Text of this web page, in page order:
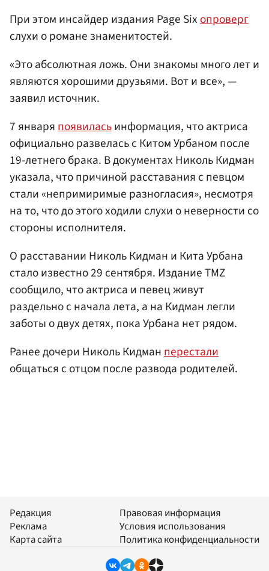
При этом инсайдер издания Page Sixопроверг
слухи о романе знаменитостей.
«Это абсолютная ложь. Они знакомы много лет и
являются хорошими друзьями. Вот и все», —
заявил источник.
7 январяпоявиласьинформация, что актриса
официально развелась с Китом Урбаном после
19-летнего брака. В документах Николь Кидман
указала, что причиной расставания с певцом
стали «непримиримые разногласия», несмотря
на то, что до этого ходили слухи о неверности со
стороны исполнителя.
О расставании Николь Кидман и Кита Урбана
стало известно 29 сентября. Издание TMZ
сообщило, что актриса и певец живут
раздельно с начала лета, а на Кидман легли
заботы о двух детях, пока Урбана нет рядом.
Ранее дочери Николь Кидманперестали
общаться с отцом после развода родителей.
Редакция
Реклама
Карта сайта
Правовая информация
Условия использования
Политика конфиденциальности